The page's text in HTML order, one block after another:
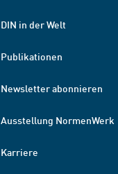
DIN in der Welt
Publikationen
Newsletter abonnieren
Ausstellung NormenWerk
Karriere